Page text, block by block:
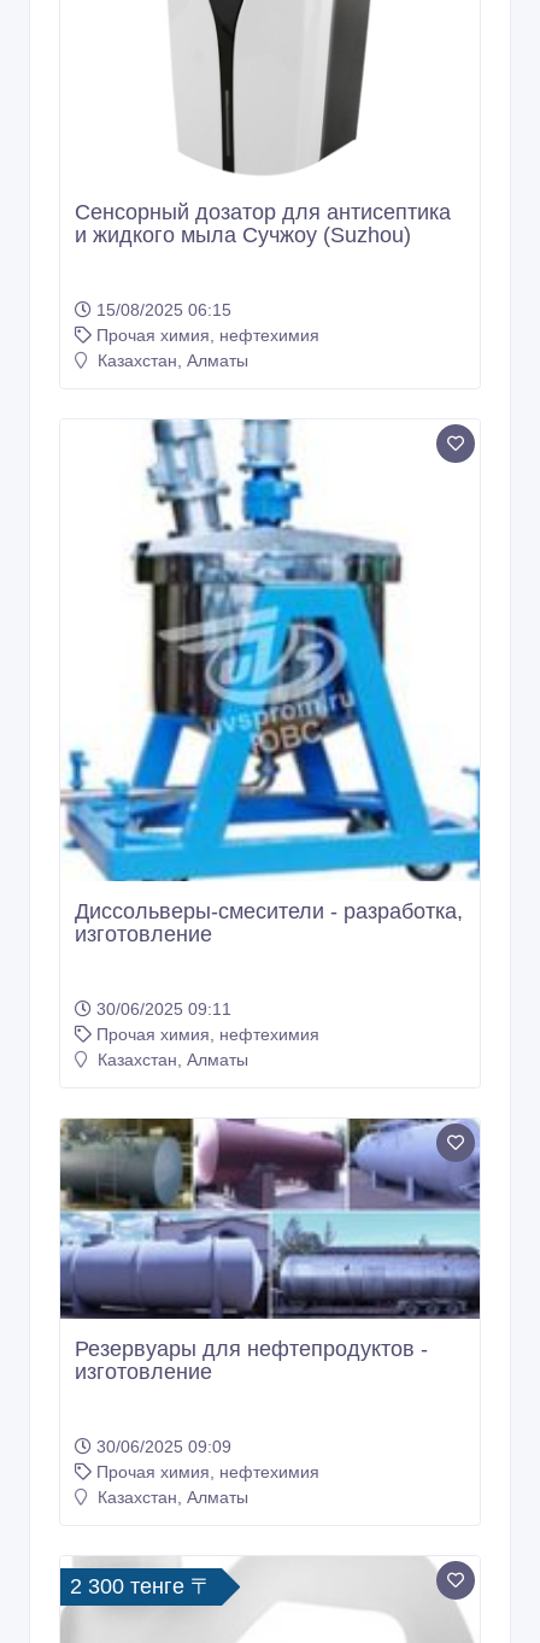
Сенсорный дозатор для антисептика
и жидкого мыла Сучжоу (Suzhou)
15/08/2025 06:15
Прочая химия, нефтехимия
Казахстан, Алматы
Диссольверы-смесители - разработка,
изготовление
30/06/2025 09:11
Прочая химия, нефтехимия
Казахстан, Алматы
Резервуары для нефтепродуктов -
изготовление
30/06/2025 09:09
Прочая химия, нефтехимия
Казахстан, Алматы
2 300 тенге 〒